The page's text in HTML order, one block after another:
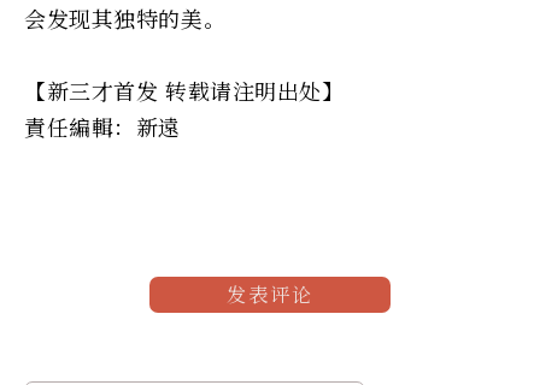
会发现其独特的美。
【新三才首发 转载请注明出处】
責任編輯：新遠
发表评论